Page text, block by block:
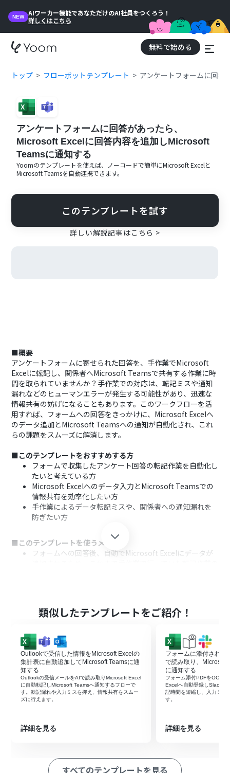
NEW
AIワーカー機能であなただけのAI社員をつくろう！
詳しくはこちら
無料で始める
トップ フローボットテンプレート アンケートフォームに回
アンケートフォームに回答があったら、
Microsoft Excelに回答内容を追加しMicrosoft
Teamsに通知する
Yoomのテンプレートを使えば、ノーコードで簡単にMicrosoft Excelと
Microsoft Teamsを自動連携できます。
このテンプレートを試す
詳しい解説記事はこちら >
■概要
アンケートフォームに寄せられた回答を、手作業でMicrosoft
Excelに転記し、関係者へMicrosoft Teamsで共有する作業に時
間を取られていませんか？手作業での対応は、転記ミスや通知
漏れなどのヒューマンエラーが発生する可能性があり、迅速な
情報共有の妨げになることもあります。このワークフローを活
用すれば、フォームへの回答をきっかけに、Microsoft Excelへ
のデータ追加とMicrosoft Teamsへの通知が自動化され、これ
らの課題をスムーズに解消します。
■このテンプレートをおすすめする方
フォームで収集したアンケート回答の転記作業を自動化し
たいと考えている方
Microsoft Excelへのデータ入力とMicrosoft Teamsでの
情報共有を効率化したい方
手作業によるデータ転記ミスや、関係者への通知漏れを
防ぎたい方
■このテンプレートを使うメリット
フォームへの回答後、自動でMicrosoft Excelにデータが
はじめに、Microsoft ExcelとMicrosoft TeamsをYoom
と連携します。
次に、トリガーでフォームを選択し、「回答が送信された
ら」というアクションを設定します。
次に、オペレーションでMicrosoft Excelの「レコードを
追加する」アクションを設定し、フォームで受け取った回
答内容を転記するように指定します。
ルにメッセージを送る」アクションを設定し、指定したチ
ャネルに通知を送ります。
ペレーション」：トリガー起動後、フロー内で処理を行うアク
類似したテンプレートをご紹介！
Outlookで受信した情報をMicrosoft Excelの
集計表に自動追加してMicrosoft Teamsに通
知する
Outlookの受信メールをAIで読み取りMicrosoft Excel
に自動転記しMicrosoft Teamsへ通知するフローで
す。転記漏れや入力ミスを抑え、情報共有をスムー
ズに行えます。
詳細を見る
フォームに添付された
で読み取り、
に通知する
フォーム添付PDFをOCR
Excelへ自動登録しSlackに
記時間を短縮し、入力ミス
す。
詳細を見る
すべてのテンプレートを見る